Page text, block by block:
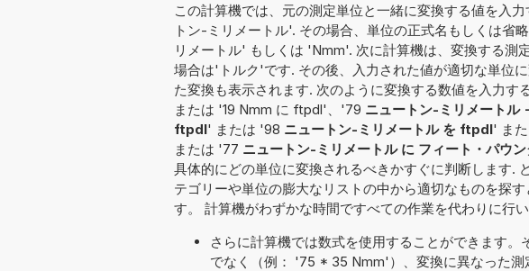
この計算機では、元の測定単位と一緒に変換する値を入
トン-ミリメートル'. その場合、単位の正式名もしくは省
リメートル' もしくは 'Nmm'. 次に計算機は、変換する測
場合は'トルク'です. その後、入力された値が適切な単位
た変換も表示されます. 次のように変換する数値を入力
または '19 Nmm に ftpdl'、'79 ニュートン-ミリメートル
ftpdl' または '98 ニュートン-ミリメートル を ftpdl' ま
または '77 ニュートン-ミリメートル に フィート・パウ
具体的にどの単位に変換されるべきかすぐに判断します.
テゴリーや単位の膨大なリストの中から適切なものを探
す。 計算機がわずかな時間ですべての作業を代わりに行
さらに計算機では数式を使用することができます
でなく（例： '75 * 35 Nmm'）、変換に異なった測